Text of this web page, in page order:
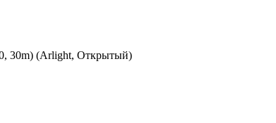
30m) (Arlight, Открытый)